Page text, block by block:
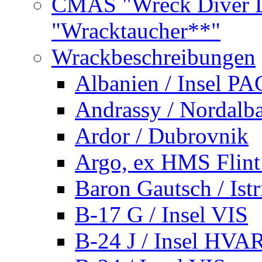
"Wracktaucher**"
Wrackbeschreibungen
Albanien / Insel
Andrassy /
Ardor / Dubrovnik
Argo, ex HMS
Baron Gautsch /
B-17 G / Insel VIS
B-24 J / Insel